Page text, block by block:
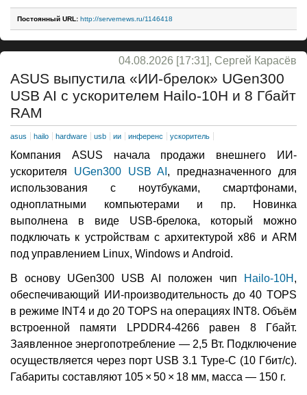
Постоянный URL: http://servernews.ru/1146418
04.08.2026 [17:31], Сергей Карасёв
ASUS выпустила «ИИ-брелок» UGen300
USB AI с ускорителем Hailo-10H и 8 Гбайт
RAM
asus hailo hardware usb ии инференс ускоритель
Компания ASUS начала продажи внешнего ИИ-
ускорителя UGen300 USB AI , предназначенного для
использования с ноутбуками, смартфонами,
одноплатными компьютерами и пр. Новинка
выполнена в виде USB-брелока, который можно
подключать к устройствам с архитектурой x86 и ARM
под управлением Linux, Windows и Android.
В основу UGen300 USB AI положен чип Hailo-10H ,
обеспечивающий ИИ-производительность до 40 TOPS
в режиме INT4 и до 20 TOPS на операциях INT8. Объём
встроенной памяти LPDDR4-4266 равен 8 Гбайт.
Заявленное энергопотребление — 2,5 Вт. Подключение
осуществляется через порт USB 3.1 Type-C (10 Гбит/с).
Габариты составляют 105 × 50 × 18 мм, масса — 150 г.